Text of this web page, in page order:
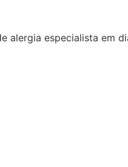
alergia especialista em